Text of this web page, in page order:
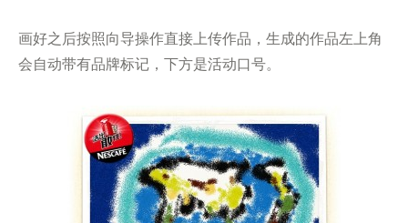
画好之后按照向导操作直接上传作品，生成的作品左上角
会自动带有品牌标记，下方是活动口号。